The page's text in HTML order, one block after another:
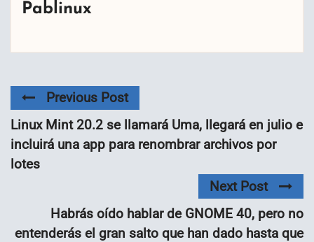
Pablinux
Previous Post
Linux Mint 20.2 se llamará Uma, llegará en julio e
incluirá una app para renombrar archivos por
lotes
Next Post
Habrás oído hablar de GNOME 40, pero no
entenderás el gran salto que han dado hasta que